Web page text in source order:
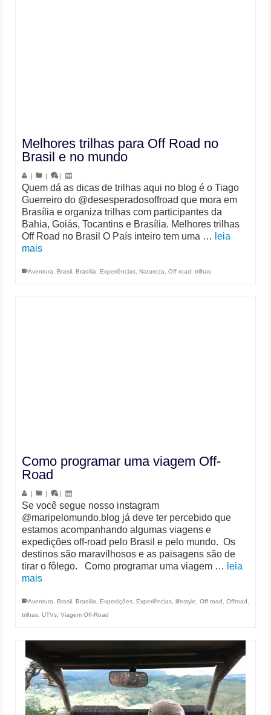
Melhores trilhas para Off Road no
Brasil e no mundo
| | |
Quem dá as dicas de trilhas aqui no blog é o Tiago
Guerreiro do @desesperadosoffroad que mora em
Brasília e organiza trilhas com participantes da
Bahia, Goiás, Tocantins e Brasília. Melhores trilhas
Off Road no Brasil O País inteiro tem uma … leia
mais
Aventura Brasil Brasília Experiências Natureza Off road trilhas
Como programar uma viagem Off-
Road
| | |
Se você segue nosso instagram
@maripelomundo.blog já deve ter percebido que
estamos acompanhando algumas viagens e
expedições off-road pelo Brasil e pelo mundo. Os
destinos são maravilhosos e as paisagens são de
tirar o fôlego. Como programar uma viagem … leia
mais
Aventura Brasil Brasília Expedições Experiências lifestyle Off road Offroad
trilhas UTVs Viagem Off-Road